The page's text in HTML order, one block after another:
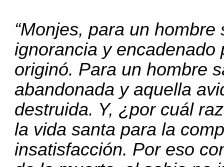
“Monjes, para un
ignorancia y
originó. Para un hombre
abandonada y aquella
destruida. Y, ¿por cuál
la vida santa para la
insatisfacción. Por eso